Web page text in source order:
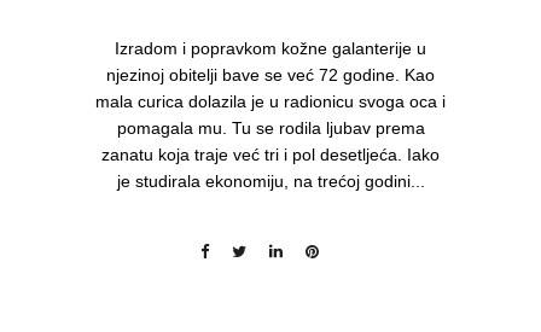
Izradom i popravkom kožne galanterije u
njezinoj obitelji bave se već 72 godine. Kao
mala curica dolazila je u radionicu svoga oca i
pomagala mu. Tu se rodila ljubav prema
zanatu koja traje već tri i pol desetljeća. Iako
je studirala ekonomiju, na trećoj godini...